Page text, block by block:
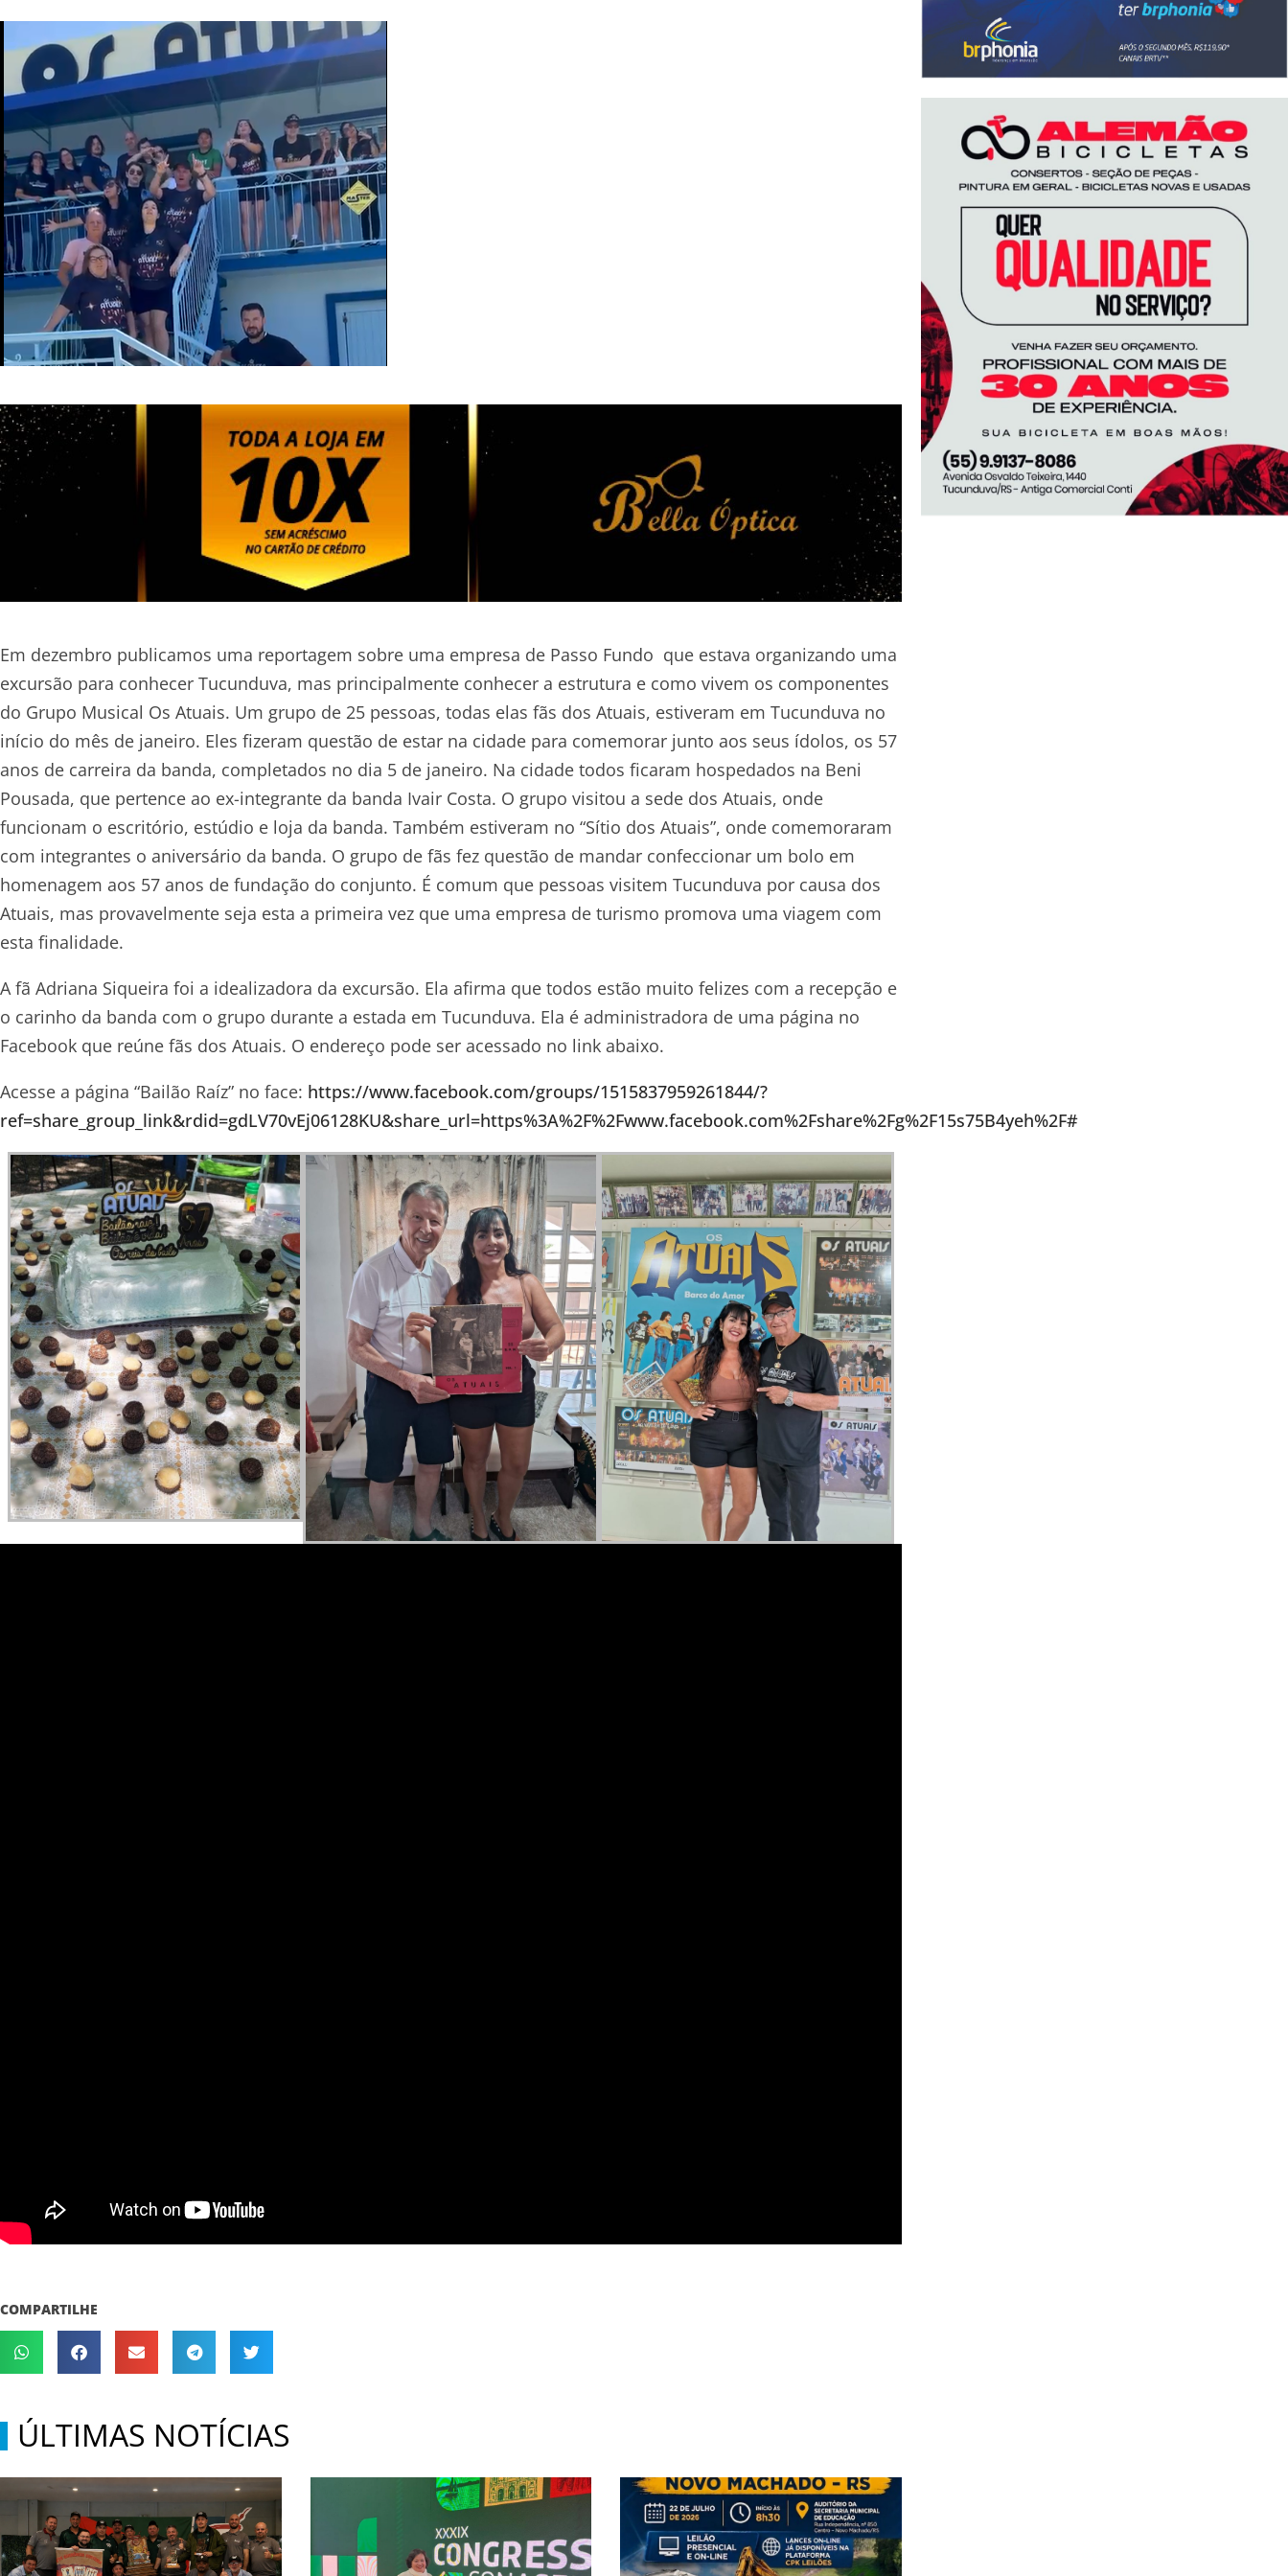
Em dezembro publicamos uma reportagem sobre uma empresa de Passo Fundo que estava organizando uma
excursão para conhecer Tucunduva, mas principalmente conhecer a estrutura e como vivem os componentes
do Grupo Musical Os Atuais. Um grupo de 25 pessoas, todas elas fãs dos Atuais, estiveram em Tucunduva no
início do mês de janeiro. Eles fizeram questão de estar na cidade para comemorar junto aos seus ídolos, os 57
anos de carreira da banda, completados no dia 5 de janeiro. Na cidade todos ficaram hospedados na Beni
Pousada, que pertence ao ex-integrante da banda Ivair Costa. O grupo visitou a sede dos Atuais, onde
funcionam o escritório, estúdio e loja da banda. Também estiveram no “Sítio dos Atuais”, onde comemoraram
com integrantes o aniversário da banda. O grupo de fãs fez questão de mandar confeccionar um bolo em
homenagem aos 57 anos de fundação do conjunto. É comum que pessoas visitem Tucunduva por causa dos
Atuais, mas provavelmente seja esta a primeira vez que uma empresa de turismo promova uma viagem com
esta finalidade.
A fã Adriana Siqueira foi a idealizadora da excursão. Ela afirma que todos estão muito felizes com a recepção e
o carinho da banda com o grupo durante a estada em Tucunduva. Ela é administradora de uma página no
Facebook que reúne fãs dos Atuais. O endereço pode ser acessado no link abaixo.
Acesse a página “Bailão Raíz” no face: https://www.facebook.com/groups/1515837959261844/?
ref=share_group_link&rdid=gdLV70vEj06128KU&share_url=https%3A%2F%2Fwww.facebook.com%2Fshare%2Fg%2F15s75B4yeh%2F#
COMPARTILHE
ÚLTIMAS NOTÍCIAS